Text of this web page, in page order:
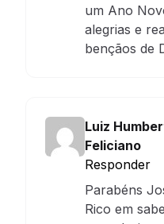
um Ano
alegrias e
bençãos de
Luiz
Feliciano
Responder
Parabéns
Rico em